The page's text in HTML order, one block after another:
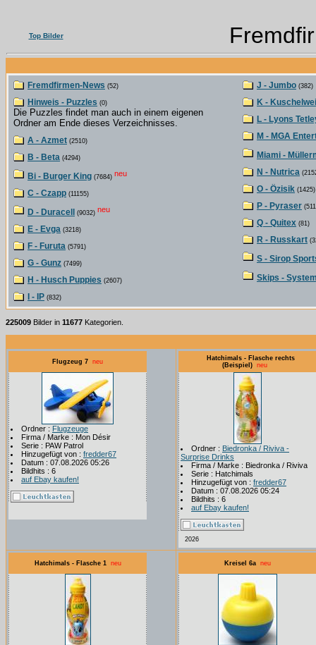
Top Bilder
Fremdfirmen-News (52)
Hinweis - Puzzles (0)
Die Puzzles findet man auch in einem eigenen
Ordner am Ende dieses Verzeichnisses.
A - Azmet (2510)
B - Beta (4294)
Bi - Burger King (7684) neu
C - Czapp (11155)
D - Duracell (9032) neu
E - Evga (3218)
F - Furuta (5791)
G - Gunz (7499)
H - Husch Puppies (2607)
I - IP (832)
J - Jumbo (382)
K -
L - Lyons
M - MGA
Miami -
N - Nutrica
O - Özisik (1425)
P - Pyraser
Q - Quitex (81)
R - Russkart
S - Sirop
Skips -
225009 Bilder in 11677 Kategorien.
Flugzeug 7 neu
Ordner : Flugzeuge
Firma / Marke : Mon Désir
Serie : PAW Patrol
Hinzugefügt von : fredder67
Datum : 07.08.2026 05:26
Bildhits : 6
auf Ebay kaufen!
Hatchimals - Flasche rechts
(Beispiel)
neu
Ordner : Biedronka / Riviva -
Surprise Drinks
Firma / Marke : Biedronka / Riviva
Serie : Hatchimals
Hinzugefügt von : fredder67
Datum : 07.08.2026 05:24
Bildhits : 6
auf Ebay kaufen!
2026
Hatchimals - Flasche 1 neu Kreisel 6a neu